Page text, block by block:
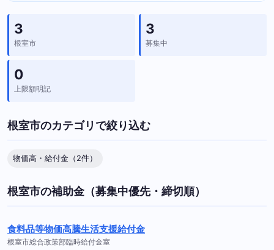
3
根室市
3
募集中
0
上限額明記
根室市のカテゴリで絞り込む
物価高・給付金（2件）
根室市の補助金（募集中優先・締切順）
食料品等物価高騰生活支援給付金
根室市総合政策部臨時給付金室